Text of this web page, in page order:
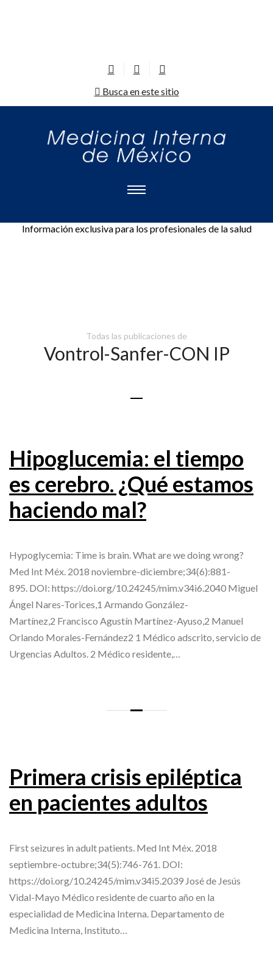
Busca en este sitio
Información exclusiva para los profesionales de la salud
Todas las publicaciones de
Vontrol-Sanfer-CON IP
Hipoglucemia: el tiempo
es cerebro. ¿Qué estamos
haciendo mal?
Hypoglycemia: Time is brain. What are we doing wrong?
Med Int Méx. 2018 noviembre-diciembre;34(6):881-
895. DOI: https://doi.org/10.24245/mim.v34i6.2040 Miguel
Ángel Nares-Torices,1 Armando González-
Martínez,2 Francisco Agustín Martínez-Ayuso,2 Manuel
Orlando Morales-Fernández2 1 Médico adscrito, servicio de
Urgencias Adultos. 2 Médico residente,…
Primera crisis epiléptica
en pacientes adultos
First seizures in adult patients. Med Int Méx. 2018
septiembre-octubre;34(5):746-761. DOI:
https://doi.org/10.24245/mim.v34i5.2039 José de Jesús
Vidal-Mayo Médico residente de cuarto año en la
especialidad de Medicina Interna. Departamento de
Medicina Interna, Instituto…